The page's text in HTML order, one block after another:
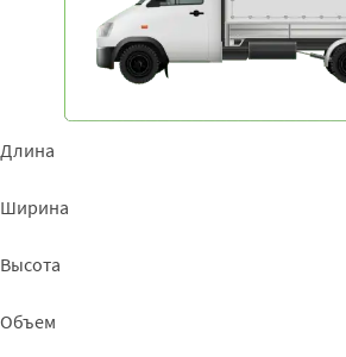
Длина
Ширина
Высота
Объем